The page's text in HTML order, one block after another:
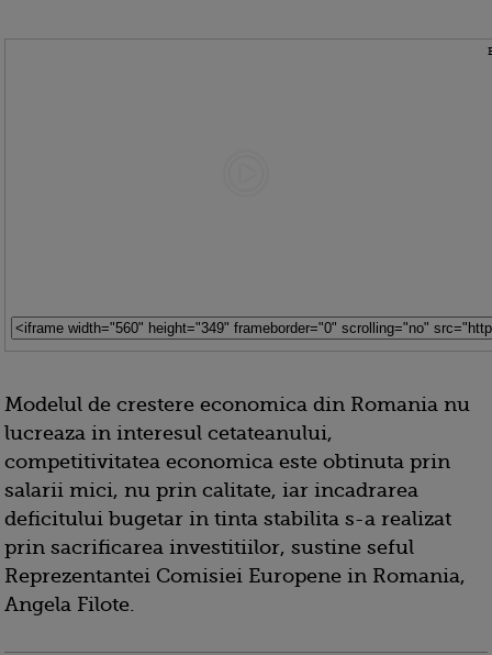
Modelul de crestere economica din Romania nu
lucreaza in interesul cetateanului,
competitivitatea economica este obtinuta prin
salarii mici, nu prin calitate, iar incadrarea
deficitului bugetar in tinta stabilita s-a realizat
prin sacrificarea investitiilor, sustine seful
Reprezentantei Comisiei Europene in Romania,
Angela Filote.